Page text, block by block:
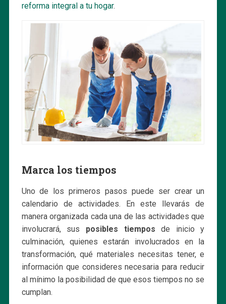
reforma integral a tu hogar.
Marca los tiempos
Uno de los primeros pasos puede ser crear un
calendario de actividades. En este llevarás de
manera organizada cada una de las actividades que
involucrará, sus posibles tiempos de inicio y
culminación, quienes estarán involucrados en la
transformación, qué materiales necesitas tener, e
información que consideres necesaria para reducir
al mínimo la posibilidad de que esos tiempos no se
cumplan.